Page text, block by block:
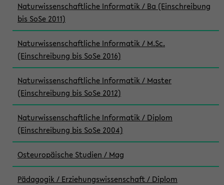
Naturwissenschaftliche Informatik / Ba (Einschreibung
bis SoSe 2011)
Naturwissenschaftliche Informatik / M.Sc.
(Einschreibung bis SoSe 2016)
Naturwissenschaftliche Informatik / Master
(Einschreibung bis SoSe 2012)
Naturwissenschaftliche Informatik / Diplom
(Einschreibung bis SoSe 2004)
Osteuropäische Studien / Mag
Pädagogik / Erziehungswissenschaft / Diplom